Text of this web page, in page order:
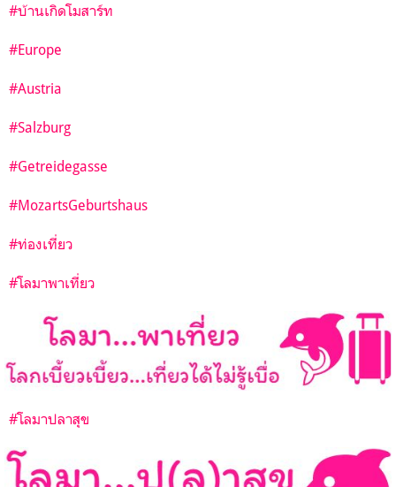
#บ้านเกิดโมสาร์ท
#Europe
#Austria
#Salzburg
#Getreidegasse
#MozartsGeburtshaus
#ท่องเที่ยว
#โลมาพาเที่ยว
#โลมาปลาสุข